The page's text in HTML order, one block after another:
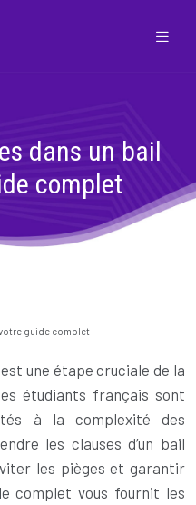
dans un bail
complet
guide complet
une étape cruciale de la
étudiants français sont
à la complexité des
les clauses d’un bail
les pièges et garantir
complet vous fournit les